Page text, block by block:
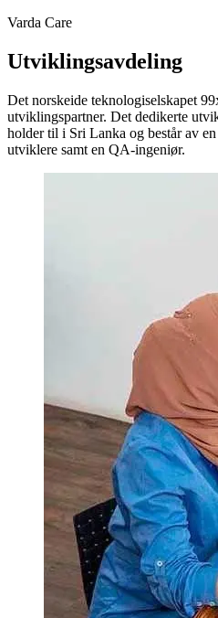
Varda Care
Utviklingsavdeling
Det norskeide teknologiselskapet
utviklingspartner. Det dedikerte
holder til i Sri Lanka og består av
utviklere samt en QA-ingeniør.